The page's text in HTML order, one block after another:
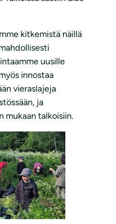
kitkemistä näillä
uusille
innostaa
vieraslajeja
ja
mukaan talkoisiin.